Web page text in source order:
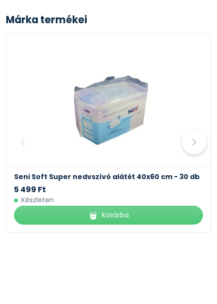
Márka termékei
Seni Soft Super nedvszívó alátét 40x60 cm - 30 db
5 499 Ft
Készleten
Kosárba